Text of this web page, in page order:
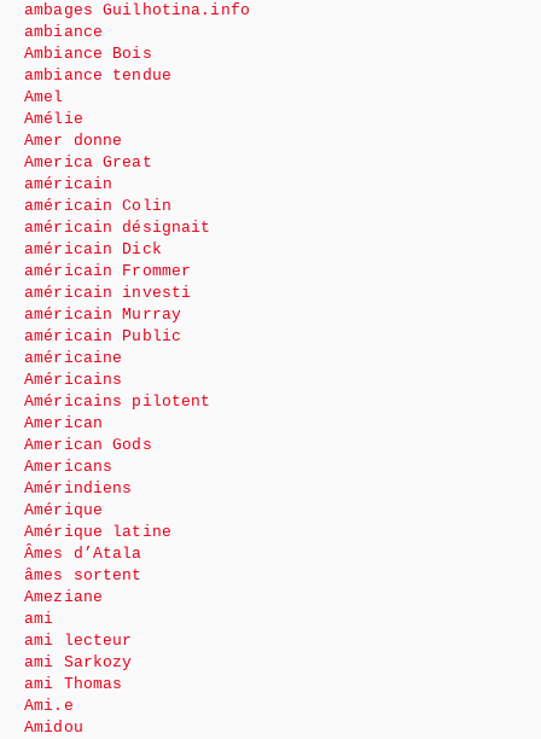
ambages Guilhotina.info
ambiance
Ambiance Bois
ambiance tendue
Amel
Amélie
Amer donne
America Great
américain
américain Colin
américain désignait
américain Dick
américain Frommer
américain investi
américain Murray
américain Public
américaine
Américains
Américains pilotent
American
American Gods
Americans
Amérindiens
Amérique
Amérique latine
Âmes d’Atala
âmes sortent
Ameziane
ami
ami lecteur
ami Sarkozy
ami Thomas
Ami.e
Amidou